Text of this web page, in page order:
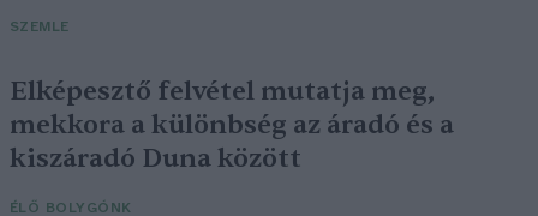
SZEMLE
Elképesztő felvétel mutatja meg,
mekkora a különbség az áradó és a
kiszáradó Duna között
ÉLŐ BOLYGÓNK